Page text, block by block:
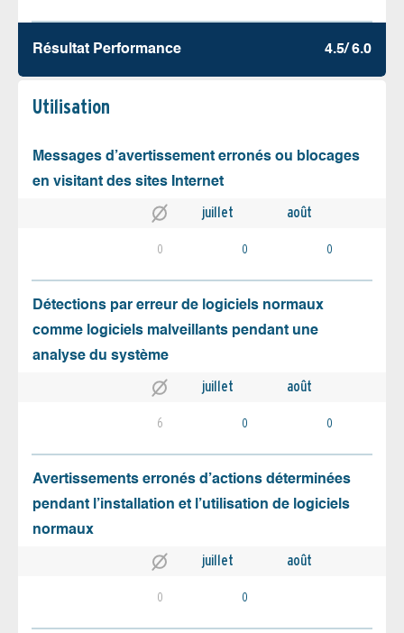
Résultat Performance 4.5/ 6.0
Utilisation
Messages d’avertissement erronés ou blocages
en visitant des sites Internet
juillet août
0 0 0
Détections par erreur de logiciels normaux
comme logiciels malveillants pendant une
analyse du système
juillet août
6 0 0
Avertissements erronés d’actions déterminées
pendant l’installation et l’utilisation de logiciels
normaux
juillet août
0 0